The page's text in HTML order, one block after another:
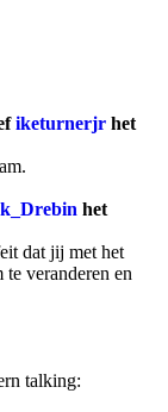
iketurnerjr het
het
dat jij met het
te veranderen en
talking: